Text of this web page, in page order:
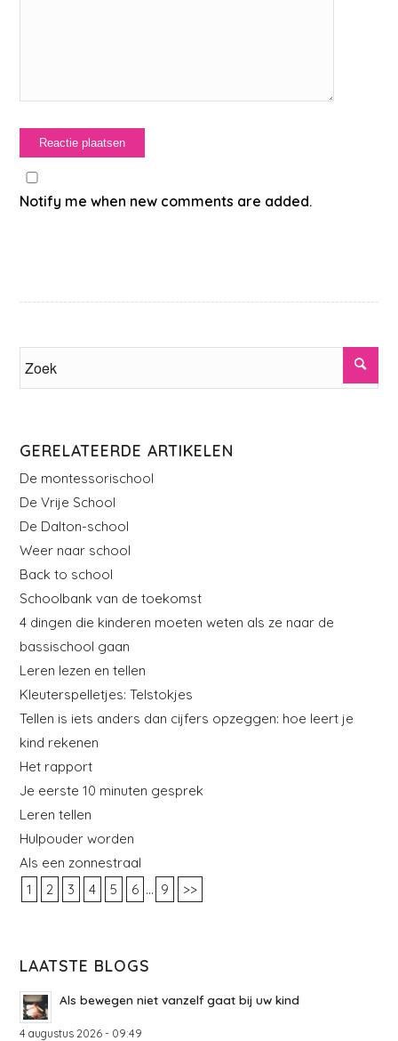
Notify me when new comments are added.
GERELATEERDE ARTIKELEN
De montessorischool
De Vrije School
De Dalton-school
Weer naar school
Back to school
Schoolbank van de toekomst
4 dingen die kinderen moeten weten als ze naar de
bassischool gaan
Leren lezen en tellen
Kleuterspelletjes: Telstokjes
Tellen is iets anders dan cijfers opzeggen: hoe leert je
kind rekenen
Het rapport
Je eerste 10 minuten gesprek
Leren tellen
Hulpouder worden
Als een zonnestraal
1
2 3 4 5 6 ... 9 >>
LAATSTE BLOGS
Als bewegen niet vanzelf gaat bij uw kind
4 augustus 2026 - 09:49